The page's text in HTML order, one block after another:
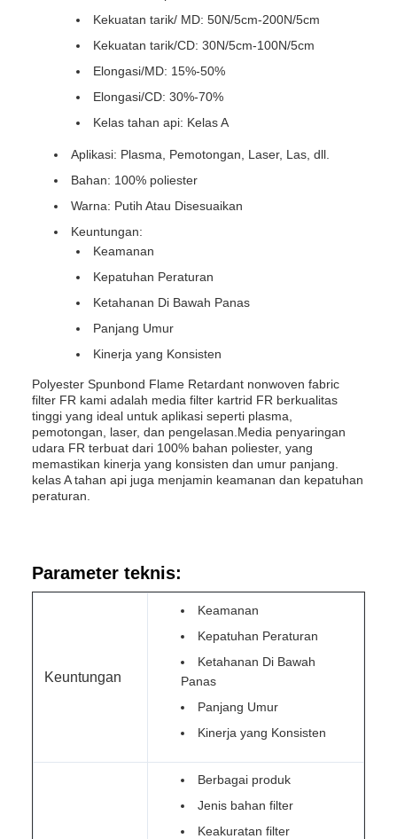
Kekuatan tarik/ MD: 50N/5cm-200N/5cm
Kekuatan tarik/CD: 30N/5cm-100N/5cm
Elongasi/MD: 15%-50%
Elongasi/CD: 30%-70%
Kelas tahan api: Kelas A
Aplikasi: Plasma, Pemotongan, Laser, Las, dll.
Bahan: 100% poliester
Warna: Putih Atau Disesuaikan
Keuntungan:
Keamanan
Kepatuhan Peraturan
Ketahanan Di Bawah Panas
Panjang Umur
Kinerja yang Konsisten
Polyester Spunbond Flame Retardant nonwoven fabric
filter FR kami adalah media filter kartrid FR berkualitas
tinggi yang ideal untuk aplikasi seperti plasma,
pemotongan, laser, dan pengelasan.Media penyaringan
udara FR terbuat dari 100% bahan poliester, yang
memastikan kinerja yang konsisten dan umur panjang.
kelas A tahan api juga menjamin keamanan dan kepatuhan
peraturan.
Parameter teknis:
Keuntungan
Keamanan
Kepatuhan Peraturan
Ketahanan Di Bawah
Panas
Panjang Umur
Kinerja yang Konsisten
Berbagai produk
Jenis bahan filter
Keakuratan filter